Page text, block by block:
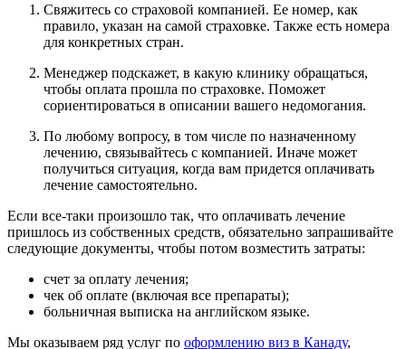
Свяжитесь со страховой компанией. Ее номер, как
правило, указан на самой страховке. Также есть номера
для конкретных стран.
Менеджер подскажет, в какую клинику обращаться,
чтобы оплата прошла по страховке. Поможет
сориентироваться в описании вашего недомогания.
По любому вопросу, в том числе по назначенному
лечению, связывайтесь с компанией. Иначе может
получиться ситуация, когда вам придется оплачивать
лечение самостоятельно.
Если все-таки произошло так, что оплачивать лечение
пришлось из собственных средств, обязательно запрашивайте
следующие документы, чтобы потом возместить затраты:
счет за оплату лечения;
чек об оплате (включая все препараты);
больничная выписка на английском языке.
Мы оказываем ряд услуг по оформлению виз в Канаду,